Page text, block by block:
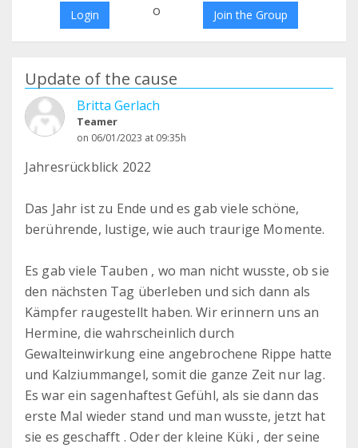
Login o Join the Group
Update of the cause
Britta Gerlach
Teamer
on 06/01/2023 at 09:35h
Jahresrückblick 2022
Das Jahr ist zu Ende und es gab viele schöne,
berührende, lustige, wie auch traurige Momente.
Es gab viele Tauben , wo man nicht wusste, ob sie
den nächsten Tag überleben und sich dann als
Kämpfer raugestellt haben. Wir erinnern uns an
Hermine, die wahrscheinlich durch
Gewalteinwirkung eine angebrochene Rippe hatte
und Kalziummangel, somit die ganze Zeit nur lag.
Es war ein sagenhaftest Gefühl, als sie dann das
erste Mal wieder stand und man wusste, jetzt hat
sie es geschafft . Oder der kleine Küki , der seine